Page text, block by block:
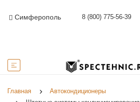
Симферополь 8 (800) 775-56-39
Главная
Автокондиционеры